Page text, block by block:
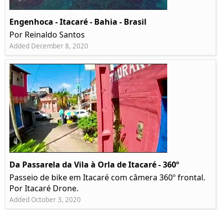
Engenhoca - Itacaré - Bahia - Brasil
Por Reinaldo Santos
Added December 8, 2020
Da Passarela da Vila à Orla de Itacaré - 360º
Passeio de bike em Itacaré com câmera 360º frontal.
Por Itacaré Drone.
Added October 3, 2020